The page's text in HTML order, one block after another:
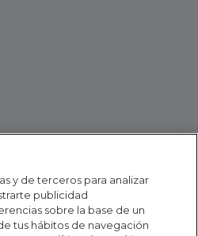
y de terceros para analizar
publicidad
sobre la base de un
tus hábitos de navegación